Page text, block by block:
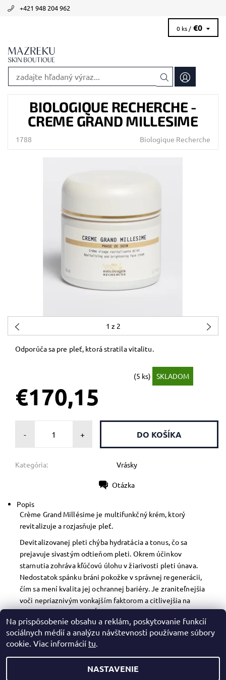
+421 948 204 962
0 ks / €0
BIOLOGIQUE RECHERCHE -
CREME GRAND MILLESIME
1788 Biologique Recherche
1 z 2
Odporúča sa pre pleť, ktorá stratila vitalitu.
(5 ks) SKLADOM
€170,15
- +
Kategória: Vrásky
Otázka
Popis
Crème Grand Millésime je multifunkčný krém, ktorý
revitalizuje a rozjasňuje pleť.
Devitalizovanej pleti chýba hydratácia a tonus, čo sa
prejavuje sivastým odtieňom pleti. Okrem účinkov
starnutia zohráva kľúčovú úlohu v žiarivosti pleti únava.
Nedostatok spánku bráni pokožke v správnej regenerácii,
čím sa mení kvalita jej ochrannej bariéry. Je zraniteľnejšia
voči nepriaznivým vonkajším faktorom a citlivejšia na
dehydratáciu pokožky. Únava zanecháva na tvári stopy:
matná pleť a zvlnené črty.
2026 © Mazreku Skin Boutique, všetky práva vyhradené
Na prispôsobenie obsahu a reklám, poskytovanie funkcií
sociálnych médií a analýzu návštevnosti používame súbory
cookie. Viac informácií tu.
NASTAVENIE